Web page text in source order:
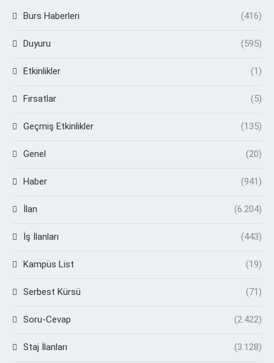
Burs Haberleri (416)
Duyuru (595)
Etkinlikler (1)
Fırsatlar (5)
Geçmiş Etkinlikler (135)
Genel (20)
Haber (941)
İlan (6.204)
İş İlanları (443)
Kampüs List (19)
Serbest Kürsü (71)
Soru-Cevap (2.422)
Staj İlanları (3.128)